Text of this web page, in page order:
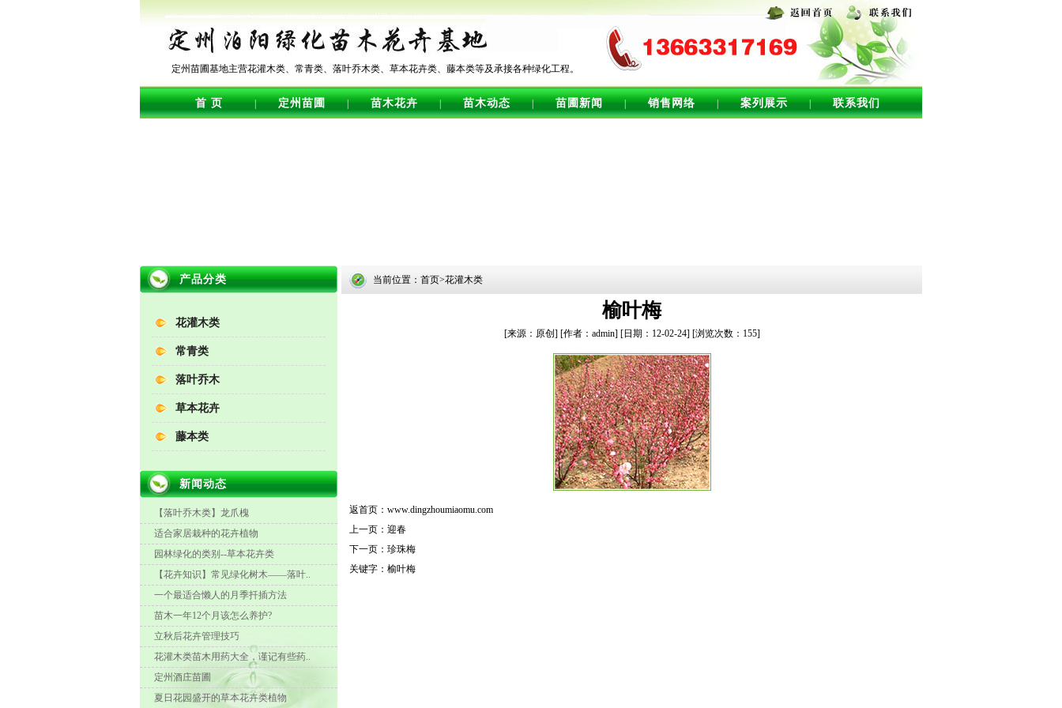
定州苗圃基地主营花灌木类、常青类、落叶乔木类、草本花卉类、藤本类等及承接各种绿化工程。
首 页 | 定州苗圃 | 苗木花卉 | 苗木动态 | 苗圃新闻 | 销售网络 | 案列展示 | 联系我们
产品分类
花灌木类
常青类
落叶乔木
草本花卉
藤本类
新闻动态
【落叶乔木类】龙爪槐
适合家居栽种的花卉植物
园林绿化的类别--草本花卉类
【花卉知识】常见绿化树木——落叶..
一个最适合懒人的月季扦插方法
苗木一年12个月该怎么养护?
立秋后花卉管理技巧
花灌木类苗木用药大全，谨记有些药..
定州酒庄苗圃
夏日花园盛开的草本花卉类植物
当前位置：首页>花灌木类
榆叶梅
[来源：原创] [作者：admin] [日期：12-02-24] [浏览次数： 155]
返首页： www.dingzhoumiaomu.com
上一页： 迎春
下一页： 珍珠梅
关键字： 榆叶梅